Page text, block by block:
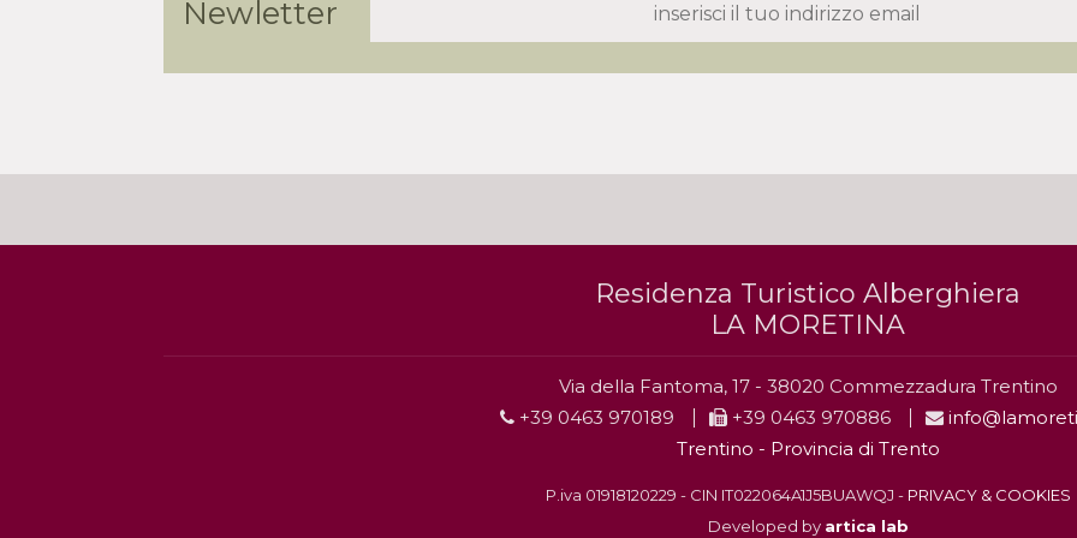
Newletter
Residenza Turistico Alberghiera
LA MORETINA
Via della Fantoma, 17 - 38020 Commezzadura Trentino
+39 0463 970189
+39 0463 970886
Trentino - Provincia di Trento
P.iva 01918120229 - CIN IT022064A1J5BUAWQJ - PRIVACY & COOKIES
Developed by artica lab